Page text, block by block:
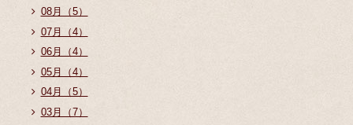
08月（5）
07月（4）
06月（4）
05月（4）
04月（5）
03月（7）